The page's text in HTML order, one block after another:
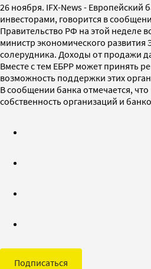
26 ноября. IFX-News - Европейский
инвесторами, говорится в
Правительство РФ на этой неделе
министр экономического
солерудника. Доходы от продажи
Вместе с тем ЕБРР может принять
возможность поддержки этих
В сообщении банка отмечается,
собственность организаций и
Подписаться